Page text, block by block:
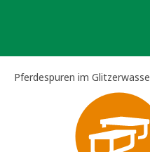
Pferdespuren im